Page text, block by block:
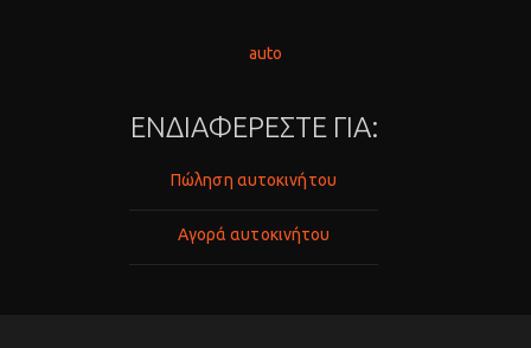
auto
ΕΝΔΙΑΦΕΡΕΣΤΕ ΓΙΑ:
Πώληση αυτοκινήτου
Αγορά αυτοκινήτου